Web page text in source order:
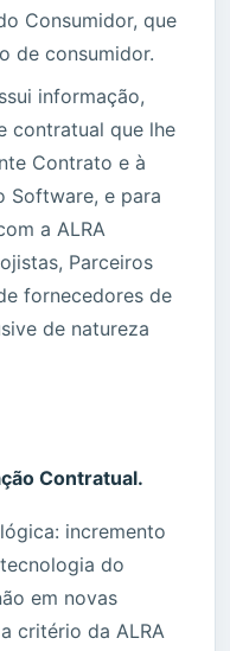
Consumidor, que
de consumidor.
informação,
contratual que lhe
Contrato e à
Software, e para
a ALRA
Parceiros
fornecedores de
de natureza
Contratual.
incremento
do
em novas
critério da ALRA